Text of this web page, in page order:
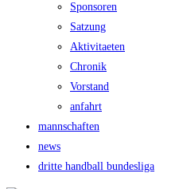
Sponsoren
Satzung
Aktivitaeten
Chronik
Vorstand
anfahrt
mannschaften
news
dritte handball bundesliga